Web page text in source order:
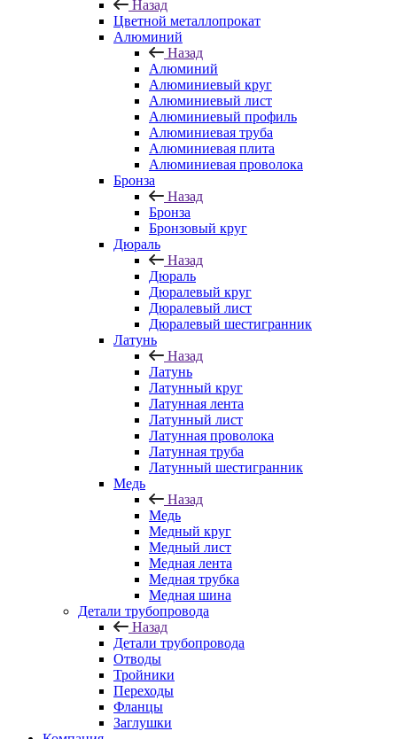
Назад
Цветной металлопрокат
Алюминий
Назад
Алюминий
Алюминиевый круг
Алюминиевый лист
Алюминиевый профиль
Алюминиевая труба
Алюминиевая плита
Алюминиевая проволока
Бронза
Назад
Бронза
Бронзовый круг
Дюраль
Назад
Дюраль
Дюралевый круг
Дюралевый лист
Дюралевый шестигранник
Латунь
Назад
Латунь
Латунный круг
Латунная лента
Латунный лист
Латунная проволока
Латунная труба
Латунный шестигранник
Медь
Назад
Медь
Медный круг
Медный лист
Медная лента
Медная трубка
Медная шина
Детали трубопровода
Назад
Детали трубопровода
Отводы
Тройники
Переходы
Фланцы
Заглушки